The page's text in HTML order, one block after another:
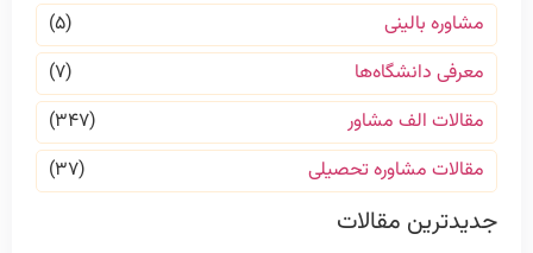
مشاوره بالینی
(۵)
معرفی دانشگاه‌ها
(۷)
مقالات الف مشاور
(۳۴۷)
مقالات مشاوره تحصیلی
(۳۷)
جدیدترین مقالات